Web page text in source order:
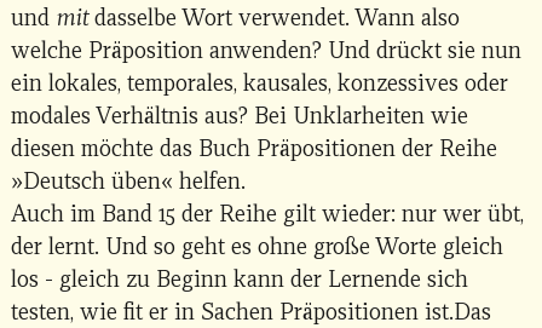
und mitdasselbe Wort verwendet. Wann also
welche Präposition anwenden? Und drückt sie nun
ein lokales, temporales, kausales, konzessives oder
modales Verhältnis aus? Bei Unklarheiten wie
diesen möchte das Buch Präpositionen der Reihe
»Deutsch üben« helfen.
Auch im Band 15 der Reihe gilt wieder: nur wer übt,
der lernt. Und so geht es ohne große Worte gleich
los - gleich zu Beginn kann der Lernende sich
testen, wie fit er in Sachen Präpositionen ist.Das